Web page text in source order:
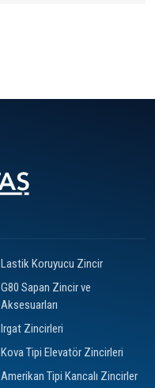
Lastik Koruyucu Zincir
G80 Sapan Zincir ve
Aksesuarları
Irgat Zincirleri
Kova Tipi Elevatör Zincirleri
Amerikan Tipi Kancalı Zincirler